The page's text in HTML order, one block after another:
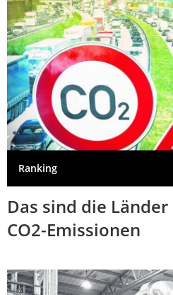
Ranking
Das sind die
CO2-Emissionen